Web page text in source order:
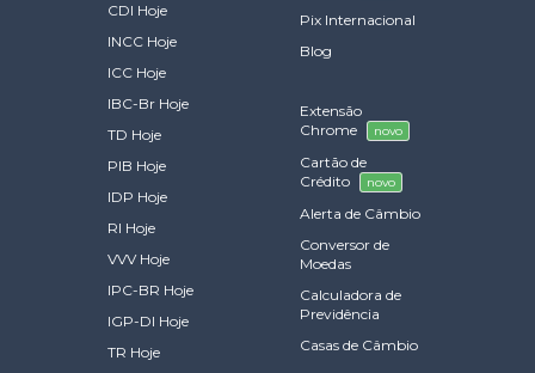
CDI Hoje
INCC Hoje
ICC Hoje
IBC-Br Hoje
TD Hoje
PIB Hoje
IDP Hoje
RI Hoje
VVV Hoje
IPC-BR Hoje
IGP-DI Hoje
TR Hoje
Pix Internacional
Blog
Extensão
Chrome
novo
Cartão de
Crédito
novo
Alerta de Câmbio
Conversor de
Moedas
Calculadora de
Previdência
Casas de Câmbio